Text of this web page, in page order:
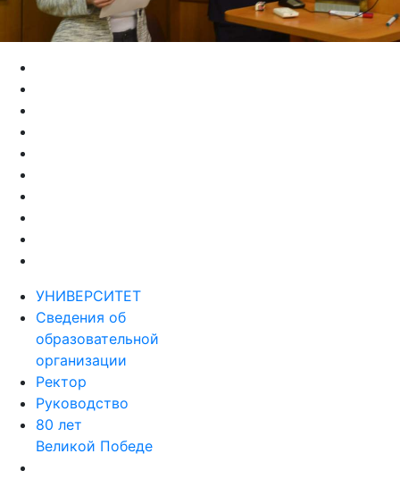
УНИВЕРСИТЕТ
Сведения об
образовательной
организации
Ректор
Руководство
80 лет
Великой Победе